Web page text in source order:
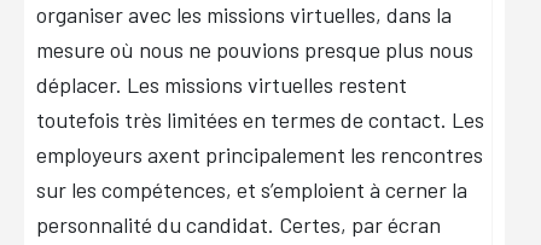
organiser avec les missions virtuelles, dans la
mesure où nous ne pouvions presque plus nous
déplacer. Les missions virtuelles restent
toutefois très limitées en termes de contact. Les
employeurs axent principalement les rencontres
sur les compétences, et s’emploient à cerner la
personnalité du candidat. Certes, par écran